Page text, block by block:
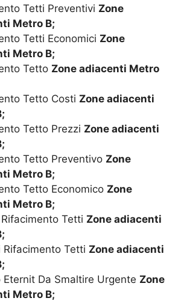
Tetti Preventivi Zone
Metro B;
Tetti Economici Zone
Metro B;
Tetto Zone adiacenti Metro
Tetto Costi Zone adiacenti
Tetto Prezzi Zone adiacenti
Tetto Preventivo Zone
Metro B;
Tetto Economico Zone
Metro B;
Tetti Zone adiacenti
Rifacimento Tetti Zone adiacenti
Eternit Da Smaltire Urgente Zone
Metro B;